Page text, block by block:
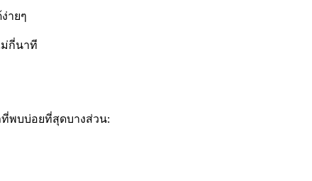
ายๆ
ม่กี่นาที
พบบ่อยที่สุดบางส่วน: